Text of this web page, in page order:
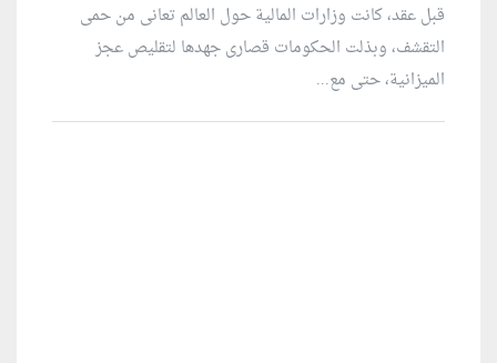
قبل عقد، كانت وزارات المالية حول العالم تعانى من حمى
التقشف، وبذلت الحكومات قصارى جهدها لتقليص عجز
الميزانية، حتى مع...